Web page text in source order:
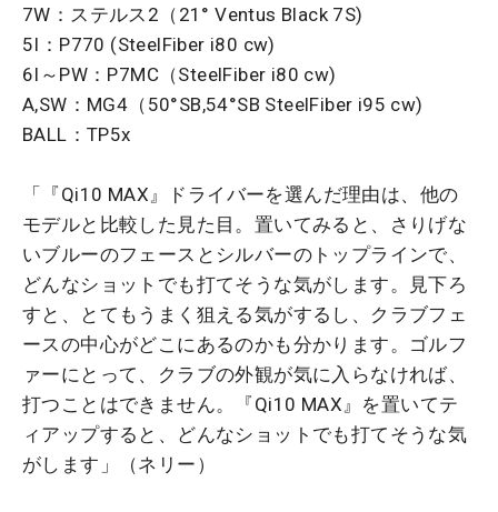
7W：ステルス2（21° Ventus Black 7S)
5I：P770 (SteelFiber i80 cw)
6I～PW：P7MC（SteelFiber i80 cw)
A,SW：MG4（50°SB,54°SB SteelFiber i95 cw)
BALL：TP5x
「『Qi10 MAX』ドライバーを選んだ理由は、他の
モデルと比較した見た目。置いてみると、さりげな
いブルーのフェースとシルバーのトップラインで、
どんなショットでも打てそうな気がします。見下ろ
すと、とてもうまく狙える気がするし、クラブフェ
ースの中心がどこにあるのかも分かります。ゴルフ
ァーにとって、クラブの外観が気に入らなければ、
打つことはできません。『Qi10 MAX』を置いてテ
ィアップすると、どんなショットでも打てそうな気
がします」（ネリー）